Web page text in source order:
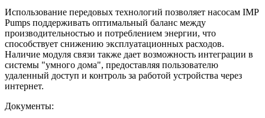
Использование передовых технологий позволяет насосам IMP
Pumps поддерживать оптимальный баланс между
производительностью и потреблением энергии, что
способствует снижению эксплуатационных расходов.
Наличие модуля связи также дает возможность интеграции в
системы "умного дома", предоставляя пользователю
удаленный доступ и контроль за работой устройства через
интернет.
Документы: